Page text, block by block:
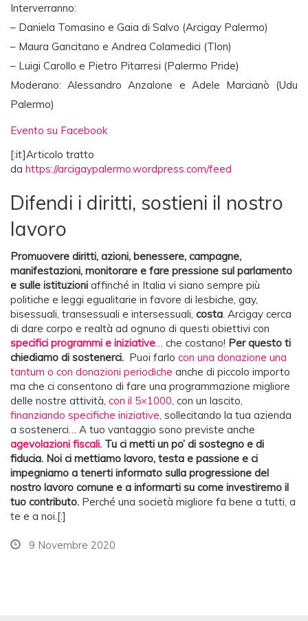
Interverranno:
– Daniela Tomasino e Gaia di Salvo (Arcigay Palermo)
– Maura Gancitano e Andrea Colamedici (Tlon)
– Luigi Carollo e Pietro Pitarresi (Palermo Pride)
Moderano: Alessandro Anzalone e Adele Marcianò (Udu
Palermo)
Evento su Facebook
[:it]Articolo tratto
da https://arcigaypalermo.wordpress.com/feed
Difendi i diritti, sostieni il nostro
lavoro
Promuovere diritti, azioni, benessere, campagne,
manifestazioni, monitorare e fare pressione sul parlamento
e sulle istituzioni affinché in Italia vi siano sempre più
politiche e leggi egualitarie in favore di lesbiche, gay,
bisessuali, transessuali e intersessuali, costa . Arcigay cerca
di dare corpo e realtà ad ognuno di questi obiettivi con
specifici programmi e iniziative … che costano! Per questo ti
chiediamo di sostenerci. Puoi farlo con una donazione una
tantum o con donazioni periodiche anche di piccolo importo
ma che ci consentono di fare una programmazione migliore
delle nostre attività, con il 5×1000 , con un lascito,
finanziando specifiche iniziative, sollecitando la tua azienda
a sostenerci… A tuo vantaggio sono previste anche
agevolazioni fiscali. Tu ci metti un po’ di sostegno e di
fiducia. Noi ci mettiamo lavoro, testa e passione e ci
impegniamo a tenerti informato sulla progressione del
nostro lavoro comune e a informarti su come investiremo il
tuo contributo. Perché una società migliore fa bene a tutti, a
te e a noi.[:]
9 Novembre 2020